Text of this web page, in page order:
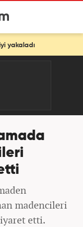
madencileri
etti.